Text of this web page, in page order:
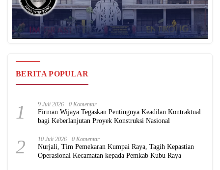
BERITA POPULAR
1 9 Juli 2026 0 Komentar
Firman Wijaya Tegaskan Pentingnya Keadilan Kontraktual
bagi Keberlanjutan Proyek Konstruksi Nasional
2 10 Juli 2026 0 Komentar
Nurjali, Tim Pemekaran Kumpai Raya, Tagih Kepastian
Operasional Kecamatan kepada Pemkab Kubu Raya